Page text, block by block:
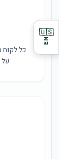
כל לקוח
🇺🇸
EN